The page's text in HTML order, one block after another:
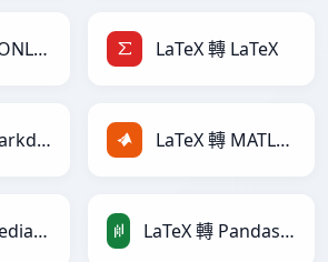
LaTeX 轉 JSONLines LaTeX 轉 LaTeX
LaTeX 轉 Markdown LaTeX 轉 MATLAB
LaTeX 轉 MediaWiki LaTeX 轉 PandasDataFrame